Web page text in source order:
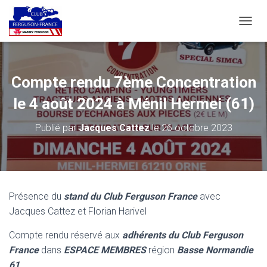
É
E
R
L
Compte rendu 7ème Concentration
le 4 août 2024 à Ménil Hermei (61)
Publié parJacques Cattezle26 octobre 2023
Présence du stand du Club Ferguson Franceavec
Jacques Cattez et Florian Harivel
Compte rendu réservé aux adhérents du Club Ferguson
Francedans ESPACE MEMBRESrégion Basse Normandie